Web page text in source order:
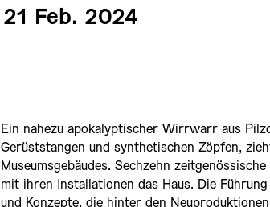
21 Feb. 2024
Ein nahezu apokalyptischer Wirrwarr aus
Gerüststangen und synthetischen Zöpfen,
Museumsgebäudes. Sechzehn
mit ihren Installationen das Haus. Die
und Konzepte, die hinter den